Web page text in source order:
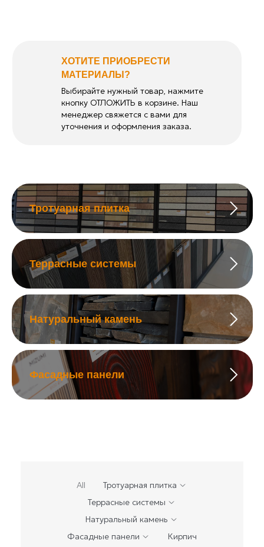
Выбирайте нужный товар, нажмите
кнопку ОТЛОЖИТЬ в корзине. Наш
менеджер свяжется с вами для
уточнения и оформления заказа.
ХОТИТЕ ПРИОБРЕСТИ
МАТЕРИАЛЫ?
Тротуарная плитка
Террасные системы
Натуральный камень
Фасадные панели
All
Тротуарная плитка
Террасные системы
Натуральный камень
Фасадные панели
Кирпич